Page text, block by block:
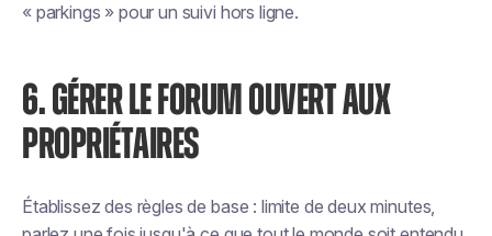
« parkings » pour un suivi hors ligne.
6. GÉRER LE FORUM OUVERT AUX
PROPRIÉTAIRES
Établissez des règles de base : limite de deux minutes,